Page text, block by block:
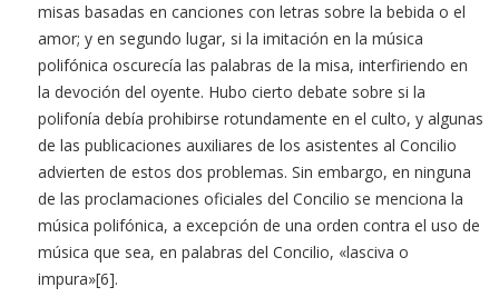
misas basadas en canciones con letras sobre la bebida o el
amor; y en segundo lugar, si la imitación en la música
polifónica oscurecía las palabras de la misa, interfiriendo en
la devoción del oyente. Hubo cierto debate sobre si la
polifonía debía prohibirse rotundamente en el culto, y algunas
de las publicaciones auxiliares de los asistentes al Concilio
advierten de estos dos problemas. Sin embargo, en ninguna
de las proclamaciones oficiales del Concilio se menciona la
música polifónica, a excepción de una orden contra el uso de
música que sea, en palabras del Concilio, «lasciva o
impura»[6].